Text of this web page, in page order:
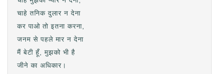
चाहे तनिक दुलार न देना
कर पाओ तो इतना करना,
जनम से पहले मार न देना
मैं बेटी हूँ, मुझको भी है
जीने का अधिकार।